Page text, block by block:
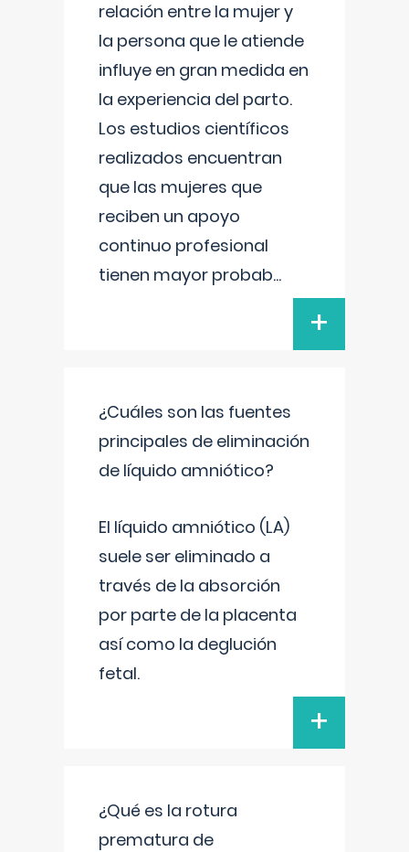
relación entre la mujer y
la persona que le atiende
influye en gran medida en
la experiencia del parto.
Los estudios científicos
realizados encuentran
que las mujeres que
reciben un apoyo
continuo profesional
tienen mayor probab...
+
¿Cuáles son las fuentes
principales de eliminación
de líquido amniótico?
El líquido amniótico (LA)
suele ser eliminado a
través de la absorción
por parte de la placenta
así como la deglución
fetal.
+
¿Qué es la rotura
prematura de